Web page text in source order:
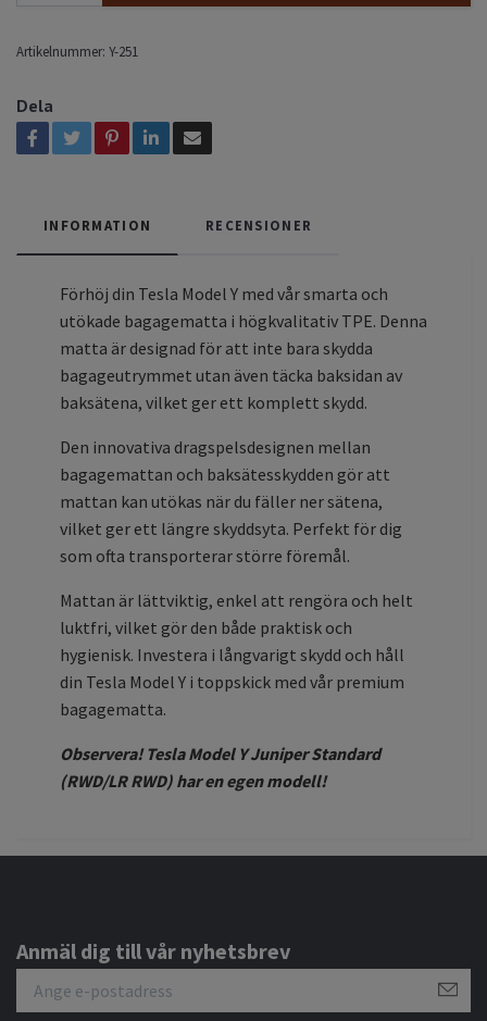
Artikelnummer: Y-251
Dela
INFORMATION RECENSIONER
Förhöj din Tesla Model Y med vår smarta och
utökade bagagematta i högkvalitativ TPE. Denna
matta är designad för att inte bara skydda
bagageutrymmet utan även täcka baksidan av
baksätena, vilket ger ett komplett skydd.
Den innovativa dragspelsdesignen mellan
bagagemattan och baksätesskydden gör att
mattan kan utökas när du fäller ner sätena,
vilket ger ett längre skyddsyta. Perfekt för dig
som ofta transporterar större föremål.
Mattan är lättviktig, enkel att rengöra och helt
luktfri, vilket gör den både praktisk och
hygienisk. Investera i långvarigt skydd och håll
din Tesla Model Y i toppskick med vår premium
bagagematta.
Observera! Tesla Model Y Juniper Standard
(RWD/LR RWD) har en egen modell!
Anmäl dig till vår nyhetsbrev